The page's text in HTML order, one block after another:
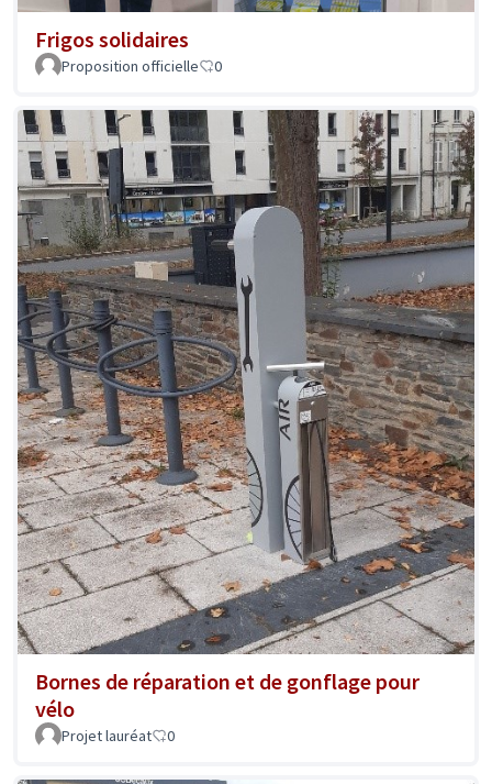
Frigos solidaires
Proposition officielle 0
Bornes de réparation et de gonflage pour
vélo
Projet lauréat 0